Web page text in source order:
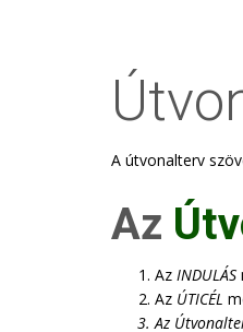
A útvonalterv
Az
Az INDULÁS
Az ÚTICÉL
Az